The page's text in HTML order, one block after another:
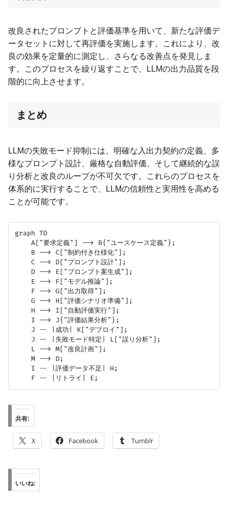
改良されたプロンプトと評価基準を用いて、新たな評価デ
ータセットに対して再評価を実施します。これにより、改
良の効果を定量的に測定し、さらなる改善点を発見しま
す。このプロセスを繰り返すことで、LLMの出力品質を段
階的に向上させます。
まとめ
LLMの失敗モード抑制には、明確な入出力契約の定義、多
様なプロンプト設計、厳格な自動評価、そして継続的な誤
り分析と改良のループが不可欠です。これらのプロセスを
体系的に実行することで、LLMの信頼性と実用性を高める
ことが可能です。
graph TD
    A["要求定義"] --> B{"ユースケース定義"};
    B --> C["制約付き仕様化"];
    C --> D["プロンプト設計"];
    D --> E["プロンプト案生成"];
    E --> F["モデル推論"];
    F --> G["出力取得"];
    G --> H["評価シナリオ準備"];
    H --> I["自動評価実行"];
    I --> J{"評価結果分析"};
    J -- |成功| K["デプロイ"];
    J -- |失敗モード特定| L["誤り分析"];
    L --> M["改良計画"];
    M --> D;
    I -- |評価データ不足| H;
共有:
X Facebook Tumblr
いいね: